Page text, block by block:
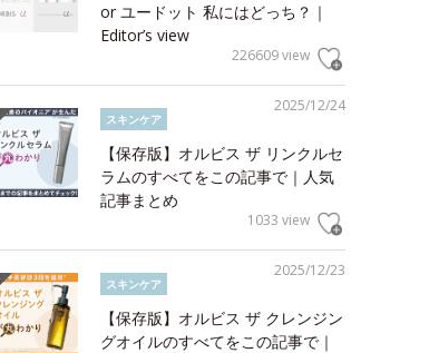
or ユードット 私にはどっち？｜
Editor’s view
226609 view
2025/12/24
スキンケア
【保存版】オルビス ザ リンクルセ
ラムのすべてをこの記事で｜人気
記事まとめ
1033 view
2025/12/23
スキンケア
【保存版】オルビス ザ クレンジン
グオイルのすべてをこの記事で｜